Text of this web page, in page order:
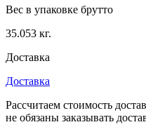
Вес в упаковке брутто
35.053 кг.
Доставка
Доставка
Рассчитаем стоимость
не обязаны заказывать